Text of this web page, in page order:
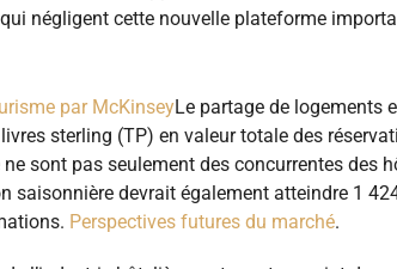
négligent cette nouvelle plateforme
par McKinseyLe partage de logements
sterling (TP) en valeur totale des
sont pas seulement des concurrentes des
saisonnière devrait également atteindre 1
Perspectives futures du marché.